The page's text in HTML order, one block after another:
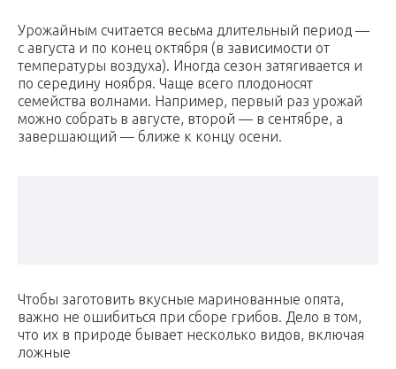
Урожайным считается весьма длительный период —
с августа и по конец октября (в зависимости от
температуры воздуха). Иногда сезон затягивается и
по середину ноября. Чаще всего плодоносят
семейства волнами. Например, первый раз урожай
можно собрать в августе, второй — в сентябре, а
завершающий — ближе к концу осени.
Чтобы заготовить вкусные маринованные опята,
важно не ошибиться при сборе грибов. Дело в том,
что их в природе бывает несколько видов, включая
ложные